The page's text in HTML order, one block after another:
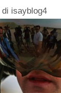
di isayblog4